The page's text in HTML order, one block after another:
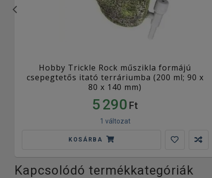
Hobby Trickle Rock műszikla formájú
csepegtetős itató terráriumba (200 ml; 90 x
80 x 140 mm)
5 290 Ft
1 változat
KOSÁRBA
Kapcsolódó termékkategóriák